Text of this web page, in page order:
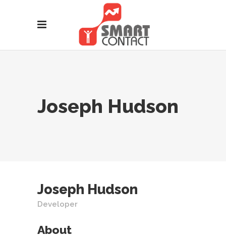
Joseph Hudson
Joseph Hudson
Developer
About